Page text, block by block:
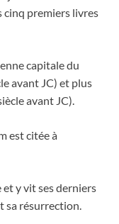
cinq premiers livres
capitale du
avant JC) et plus
avant JC).
est citée à
et y vit ses derniers
sa résurrection.